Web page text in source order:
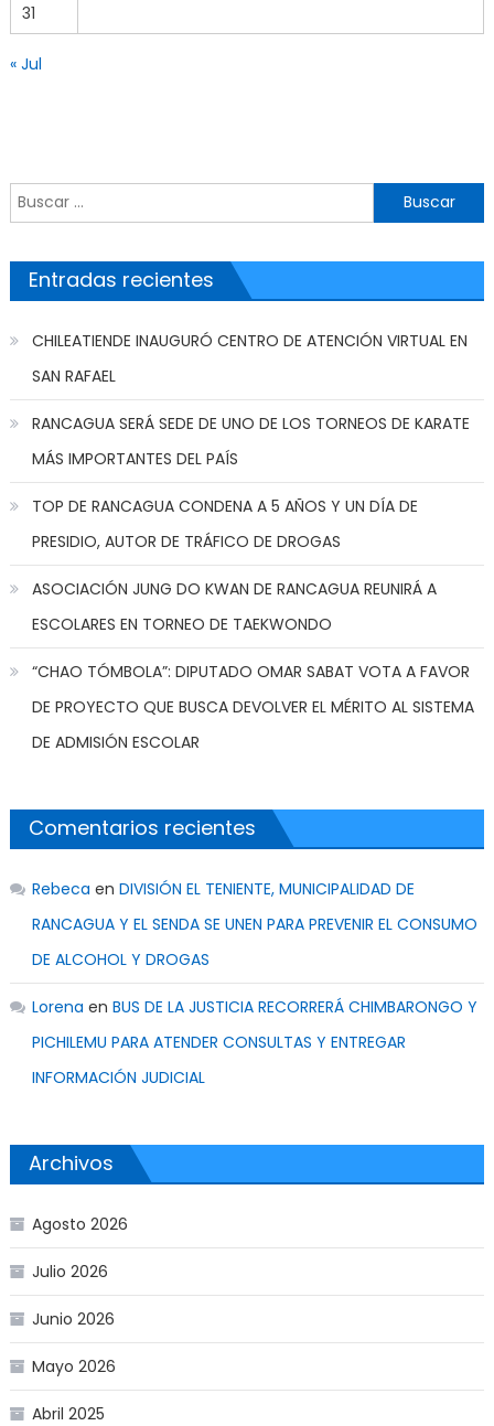
31
« Jul
Buscar por:
Entradas recientes
CHILEATIENDE INAUGURÓ CENTRO DE ATENCIÓN VIRTUAL EN
SAN RAFAEL
RANCAGUA SERÁ SEDE DE UNO DE LOS TORNEOS DE KARATE
MÁS IMPORTANTES DEL PAÍS
TOP DE RANCAGUA CONDENA A 5 AÑOS Y UN DÍA DE
PRESIDIO, AUTOR DE TRÁFICO DE DROGAS
ASOCIACIÓN JUNG DO KWAN DE RANCAGUA REUNIRÁ A
ESCOLARES EN TORNEO DE TAEKWONDO
“CHAO TÓMBOLA”: DIPUTADO OMAR SABAT VOTA A FAVOR
DE PROYECTO QUE BUSCA DEVOLVER EL MÉRITO AL SISTEMA
DE ADMISIÓN ESCOLAR
Comentarios recientes
Rebeca en DIVISIÓN EL TENIENTE, MUNICIPALIDAD DE
RANCAGUA Y EL SENDA SE UNEN PARA PREVENIR EL CONSUMO
DE ALCOHOL Y DROGAS
Lorena en BUS DE LA JUSTICIA RECORRERÁ CHIMBARONGO Y
PICHILEMU PARA ATENDER CONSULTAS Y ENTREGAR
INFORMACIÓN JUDICIAL
Archivos
Agosto 2026
Julio 2026
Junio 2026
Mayo 2026
Abril 2025